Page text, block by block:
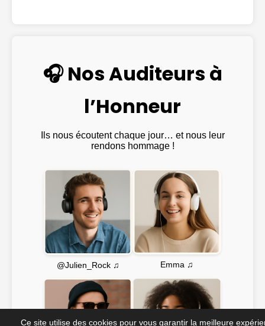
🎧 Nos Auditeurs à
l’Honneur
Ils nous écoutent chaque jour… et nous leur
rendons hommage !
@Julien_Rock ♫ Emma ♫
Ce site utilise des cookies pour vous garantir la meilleure